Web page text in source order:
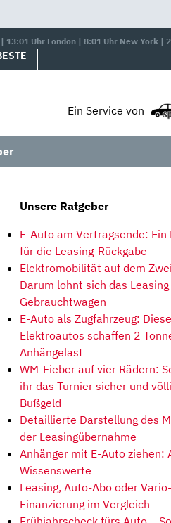
Uhr London | 8:01 Uhr New York |
Ein Service von
Unsere Ratgeber
E-Auto am Vertragsende: Ein
für die Leasing-Rückgabe
Elektromobilität auf dem
Darum lohnt sich das Leasing
Gebrauchtwagen
E-Auto als Zugfahrzeug: Diese
Elektroautos schaffen 2
Anhängelast
WM-Fieber auf vier Rädern:
ihr das Turnier sicher und
Bußgeld
Detaillierte Darstellung des
der Leasingübernahme
Anhänger mit E-Auto ziehen:
Wissenswerte
Leasing, Auto-Abo oder Vario-
Finanzierung im Vergleich